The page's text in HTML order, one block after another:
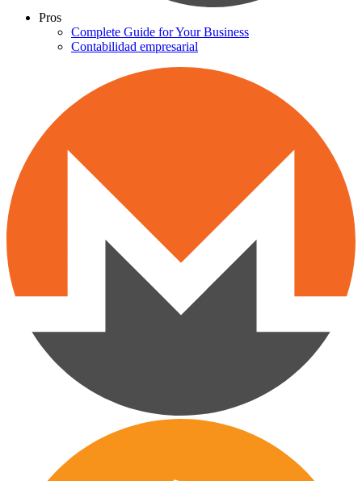
Pros
Complete Guide for Your Business
Contabilidad empresarial